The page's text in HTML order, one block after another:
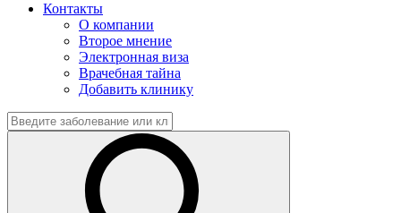
Контакты
О компании
Второе мнение
Электронная виза
Врачебная тайна
Добавить клинику